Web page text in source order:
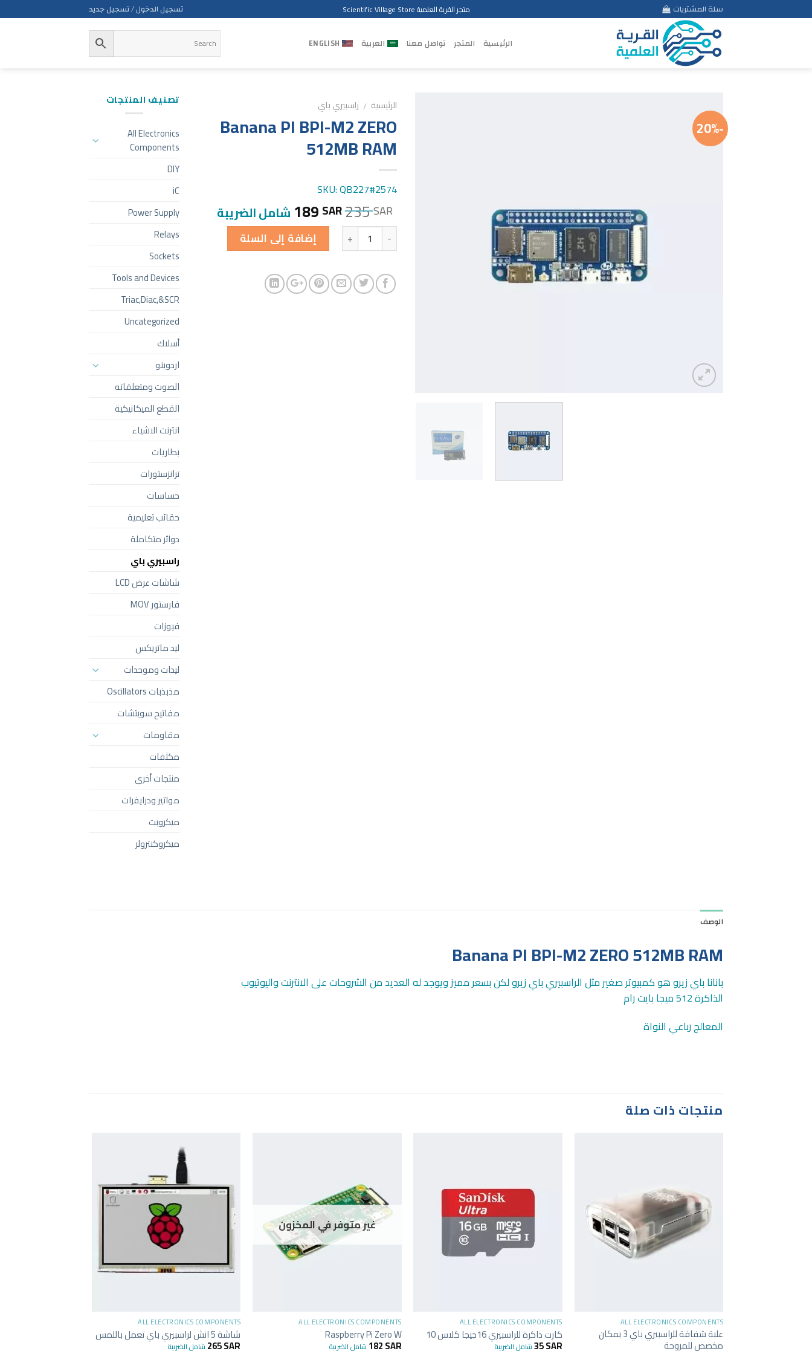
to
سلة المشتريات متجر القرية العلمية Scientific Village Store تسجيل الدخول / تسجيل جديد
الرئيسية المتجر تواصل معنا العربية ENGLISH
-20%
الرئيسية / راسبيري باي
Banana PI BPI-M2 ZERO
512MB RAM
SKU: QB227#2574
235SAR
189 SAR شامل الضريبة
الكمية إضافة إلى السلة
تصنيف المنتجات
All Electronics
Components
DIY
iC
Power Supply
Relays
Sockets
Tools and Devices
Triac,Diac,&SCR
Uncategorized
أسلاك
اردوينو
الصوت ومتعلقاته
القطع الميكانيكية
انترنت الاشياء
بطاريات
ترانزستورات
حساسات
حقائب تعليمية
دوائر متكاملة
راسبيري باي
شاشات عرض LCD
فارستور MOV
فيوزات
ليد ماتريكس
ليدات وموحدات
مذبذبات Oscillators
مفاتيح سويتشات
مقاومات
مكثفات
منتجات أخرى
مواتير ودرايفرات
ميكروبت
ميكروكنترولر
الوصف
Banana PI BPI-M2 ZERO 512MB RAM
بانانا باي زيرو هو كمبيوتر صغير مثل الراسبيري باي زيرو لكن بسعر مميز ويوجد له العديد من الشروحات على الانترنت واليوتيوب
الذاكرة 512 ميجا بايت رام
المعالج رباعي النواة
منتجات ذات صلة
ALL ELECTRONICS COMPONENTS
علبة شفافة للراسبيري باي 3 بمكان
مخصص للمروحة
ALL ELECTRONICS COMPONENTS
كارت ذاكرة للراسبيري 16جيجا كلاس 10
35SAR شامل الضريبة
غير متوفر في المخزون
ALL ELECTRONICS COMPONENTS
Raspberry Pi Zero W
182SAR شامل الضريبة
ALL ELECTRONICS COMPONENTS
شاشة 5 انش لراسبيري باي تعمل باللمس
265SAR شامل الضريبة